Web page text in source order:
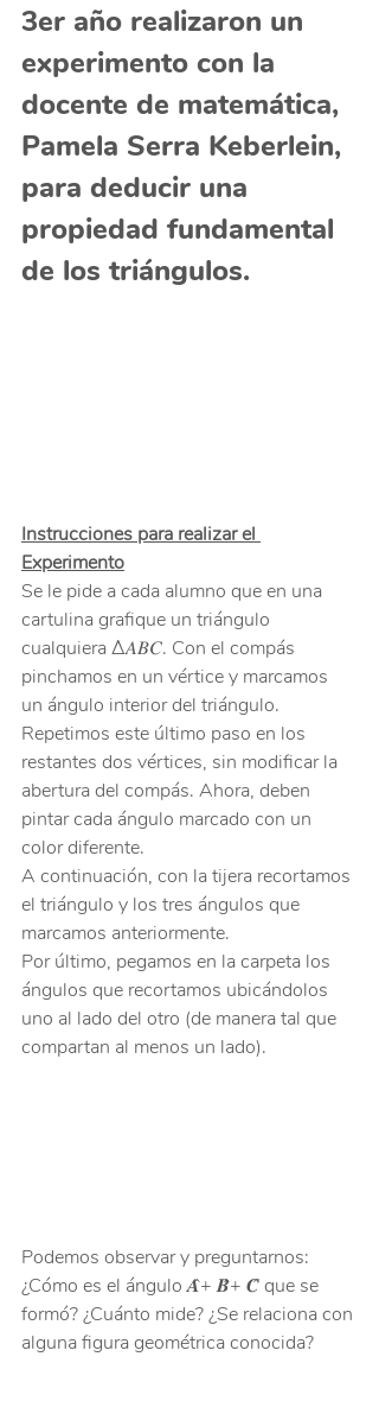
3er año realizaron un
experimento con la
docente de matemática,
Pamela Serra Keberlein,
para deducir una
propiedad fundamental
de los triángulos.
Instrucciones para realizar el
Experimento
Se le pide a cada alumno que en una
cartulina grafique un triángulo
cualquiera Δ𝐴𝐵𝐶. Con el compás
pinchamos en un vértice y marcamos
un ángulo interior del triángulo.
Repetimos este último paso en los
restantes dos vértices, sin modificar la
abertura del compás. Ahora, deben
pintar cada ángulo marcado con un
color diferente.
A continuación, con la tijera recortamos
el triángulo y los tres ángulos que
marcamos anteriormente.
Por último, pegamos en la carpeta los
ángulos que recortamos ubicándolos
uno al lado del otro (de manera tal que
compartan al menos un lado).
Podemos observar y preguntarnos:
¿Cómo es el ángulo 𝑨̂+ 𝑩̂+ 𝑪̂ que se
formó? ¿Cuánto mide? ¿Se relaciona con
alguna figura geométrica conocida?